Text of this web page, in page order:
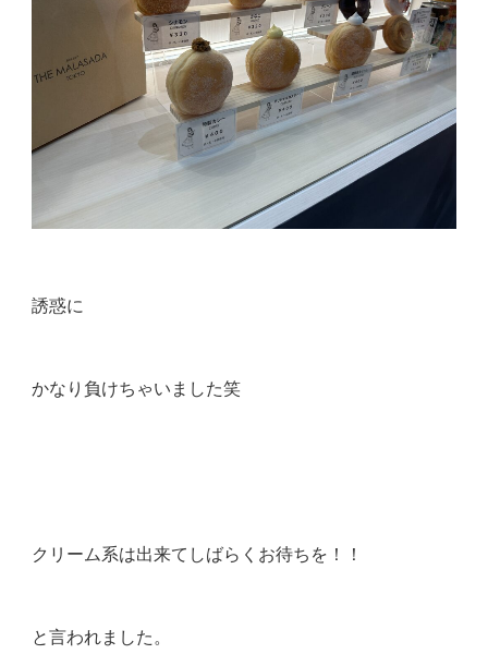
誘惑に
かなり負けちゃいました笑
クリーム系は出来てしばらくお待ちを！！
と言われました。